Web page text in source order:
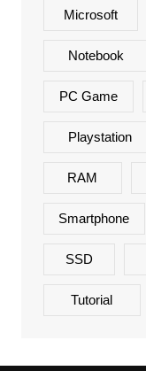
Microsoft
Notebook
PC Game
Playstation
RAM
Smartphone
SSD
Tutorial